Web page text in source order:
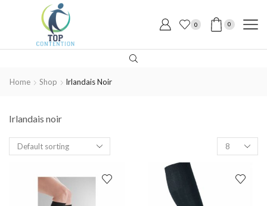
0 0
Home Shop Irlandais Noir
Irlandais noir